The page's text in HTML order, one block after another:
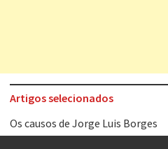
Artigos selecionados
Os causos de Jorge Luis Borges